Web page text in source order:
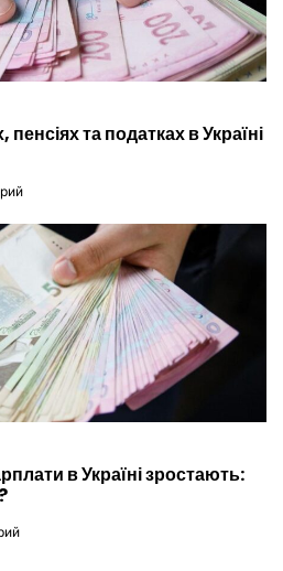
пенсіях та податках в Україні
в Україні зростають: